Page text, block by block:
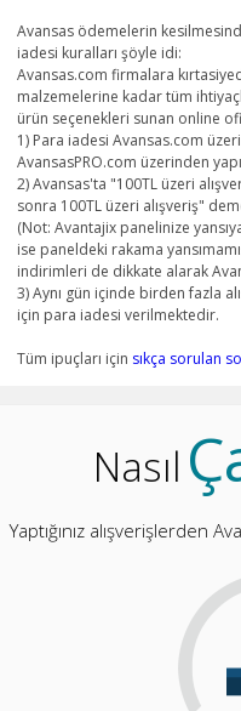
Avansas ödemelerin
iadesi kuralları şöyle idi:
Avansas.com firmalara
malzemelerine kadar tüm
ürün seçenekleri sunan online
1) Para iadesi Avansas.com
AvansasPRO.com üzerinden
2) Avansas'ta "100TL üzeri
sonra 100TL üzeri alışveriş"
(Not: Avantajix panelinize
ise paneldeki rakama
indirimleri de dikkate alarak
3) Aynı gün içinde birden fazla
için para iadesi verilmektedir.
Tüm ipuçları için sıkça sorulan
Nasıl
Yaptığınız alışverişlerden